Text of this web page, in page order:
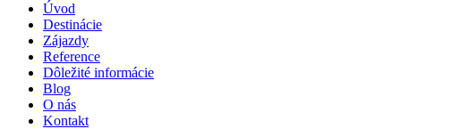
Úvod
Destinácie
Zájazdy
Reference
Dôležité informácie
Blog
O nás
Kontakt